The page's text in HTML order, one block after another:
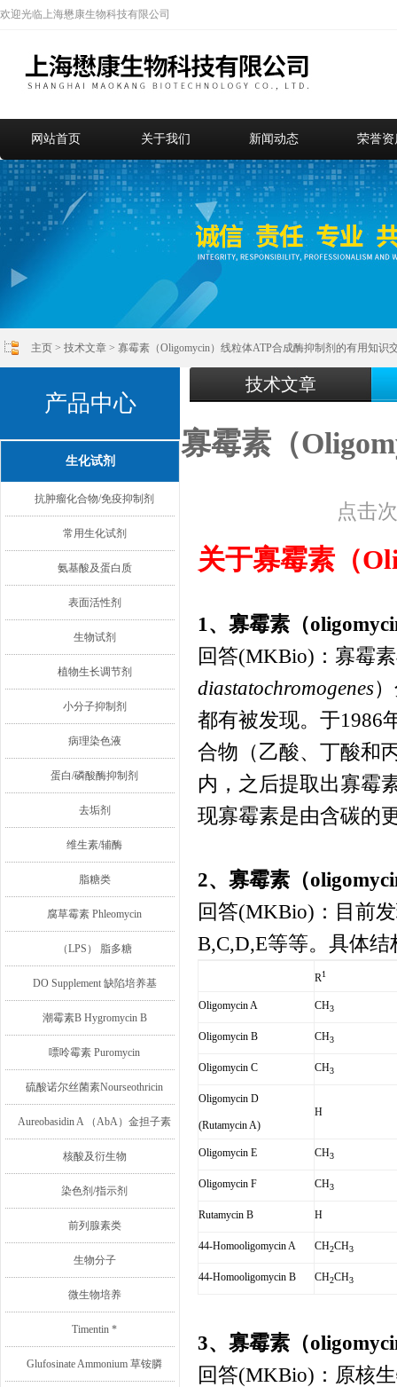
欢迎光临上海懋康生物科技有限公司
网站首页 关于我们 新闻动态 荣誉资
主页 > 技术文章 > 寡霉素（Oligomycin）线粒体ATP合成酶抑制剂的有用知识
产品中心
生化试剂
抗肿瘤化合物/免疫抑制剂
常用生化试剂
氨基酸及蛋白质
表面活性剂
生物试剂
植物生长调节剂
小分子抑制剂
病理染色液
蛋白/磷酸酶抑制剂
去垢剂
维生素/辅酶
脂糖类
腐草霉素 Phleomycin
（LPS） 脂多糖
DO Supplement 缺陷培养基
潮霉素B Hygromycin B
嘌呤霉素 Puromycin
硫酸诺尔丝菌素Nourseothricin
Aureobasidin A （AbA）金担子素
A
核酸及衍生物
染色剂/指示剂
前列腺素类
生物分子
微生物培养
Timentin *
Glufosinate Ammonium 草铵膦
技术文章
寡霉素（
点击
关于寡霉素 （
1、寡霉素（
回答(MKBio) ：寡霉
diastatochromogenes
都有被发现。于1986
合物（乙酸、丁酸和
内，之后提取出寡霉
现寡霉素是由含碳的
2、寡霉素（
回答(MKBio) ：目前
B,C,D,E等等。具体结
R1
Oligomycin A CH3
Oligomycin B CH3
Oligomycin C CH3
Oligomycin D
(Rutamycin A)
H
Oligomycin E CH3
Oligomycin F CH3
Rutamycin B H
44-Homooligomycin A CH2CH3
44-Homooligomycin B CH2CH3
3、寡霉素（
回答(MKBio) ：原核